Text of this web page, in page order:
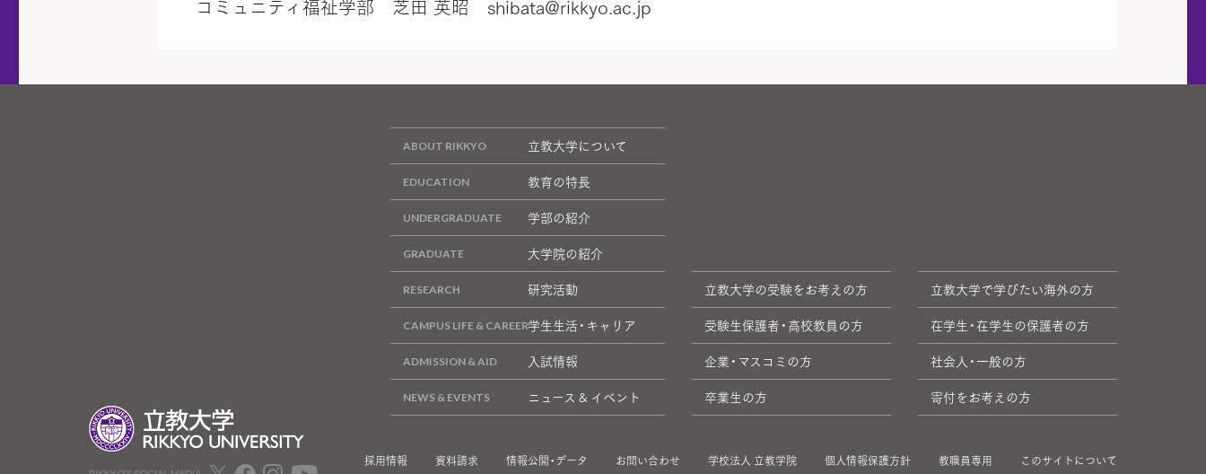
コミュニティ福祉学部 芝田 英昭 shibata@rikkyo.ac.jp
立教大学について
教育の特長
学部の紹介
大学院の紹介
研究活動
学生生活・キャリア
入試情報
ニュース & イベント
立教大学の受験をお考えの方
立教大学で学びたい海外の方
受験生保護者・高校教員の方
在学生・在学生の保護者の方
企業・マスコミの方
社会人・一般の方
卒業生の方
寄付をお考えの方
採用情報 資料請求 情報公開・データ お問い合わせ 学校法人 立教学院 個人情報保護方針 教職員専用 このサイトについて